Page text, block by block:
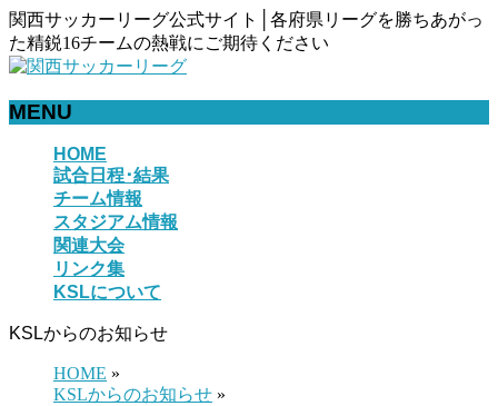
関西サッカーリーグ公式サイト│各府県リーグを勝ちあがっ
た精鋭16チームの熱戦にご期待ください
MENU
HOME
試合日程･結果
チーム情報
スタジアム情報
関連大会
リンク集
KSLについて
KSLからのお知らせ
HOME »
KSLからのお知らせ »